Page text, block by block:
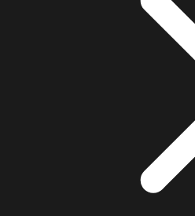
Explora nuestros artículos